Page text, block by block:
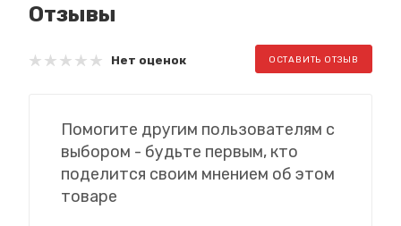
Отзывы
Нет оценок ОСТАВИТЬ ОТЗЫВ
Помогите другим пользователям с
выбором - будьте первым, кто
поделится своим мнением об этом
товаре